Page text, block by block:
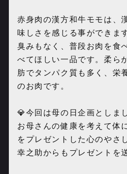
赤身肉の漢方和牛モモは、
味しさを感じる事ができま
臭みもなく、普段お肉を食
べてほしい一品です。柔ら
肪でタンパク質も多く、栄
のお肉です。
💎今回は母の日企画としま
お母さんの健康を考えて体
をプレゼントした心のやさ
幸之助からもプレゼントを